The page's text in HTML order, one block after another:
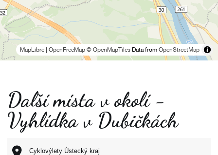
MapLibre OpenFreeMap © OpenMapTiles Data from OpenStreetMap
Další místa v okolí -
Vyhlídka v Dubičkách
Cyklovýlety Ústecký kraj